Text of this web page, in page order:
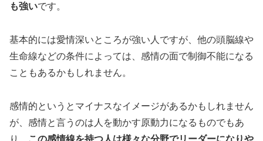
も強いです。
基本的には愛情深いところが強い人ですが、他の頭脳線や
生命線などの条件によっては、感情の面で制御不能になる
こともあるかもしれません。
感情的というとマイナスなイメージがあるかもしれません
が、感情と言うのは人を動かす原動力になるものでもあ
り、
この感情線を持つ人は様々な分野でリーダーになりや